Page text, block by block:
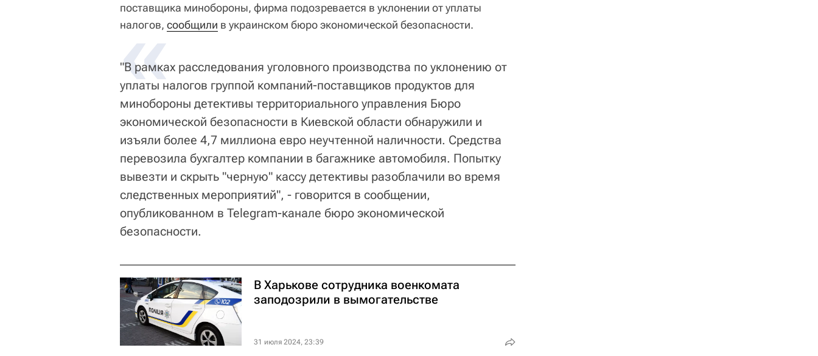
поставщика минобороны, фирма подозревается в уклонении от уплаты
налогов, сообщили в украинском бюро экономической безопасности.
«
"В рамках расследования уголовного производства по уклонению от
уплаты налогов группой компаний-поставщиков продуктов для
минобороны детективы территориального управления Бюро
экономической безопасности в Киевской области обнаружили и
изъяли более 4,7 миллиона евро неучтенной наличности. Средства
перевозила бухгалтер компании в багажнике автомобиля. Попытку
вывезти и скрыть "черную" кассу детективы разоблачили во время
следственных мероприятий", - говорится в сообщении,
опубликованном в Telegram-канале бюро экономической
безопасности.
В Харькове сотрудника военкомата
заподозрили в вымогательстве
31 июля 2024, 23:39